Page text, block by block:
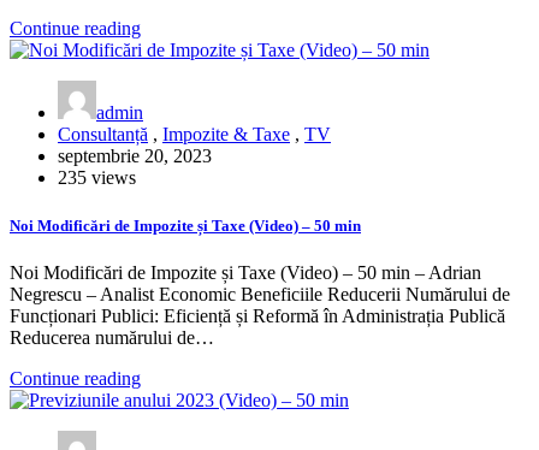
Continue reading
admin
Consultanță , Impozite & Taxe , TV
septembrie 20, 2023
235 views
Noi Modificări de Impozite și Taxe (Video) – 50 min
Noi Modificări de Impozite și Taxe (Video) – 50 min – Adrian
Negrescu – Analist Economic Beneficiile Reducerii Numărului de
Funcționari Publici: Eficiență și Reformă în Administrația Publică
Reducerea numărului de…
Continue reading